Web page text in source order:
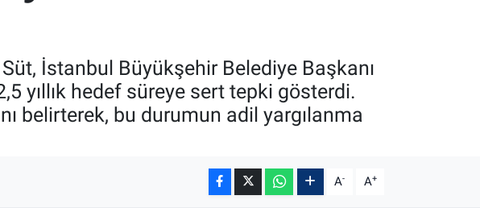
İstanbul Büyükşehir Belediye Başkanı
yıllık hedef süreye sert tepki gösterdi.
belirterek, bu durumun adil yargılanma
A- A+